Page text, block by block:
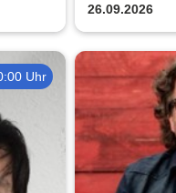
26.09.2026
Uhr